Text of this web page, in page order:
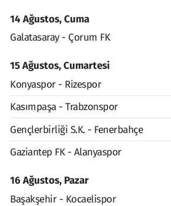
14 Ağustos, Cuma
Galatasaray - Çorum FK
15 Ağustos, Cumartesi
Konyaspor - Rizespor
Kasımpaşa - Trabzonspor
Gençlerbirliği S.K. - Fenerbahçe
Gaziantep FK - Alanyaspor
16 Ağustos, Pazar
Başakşehir - Kocaelispor